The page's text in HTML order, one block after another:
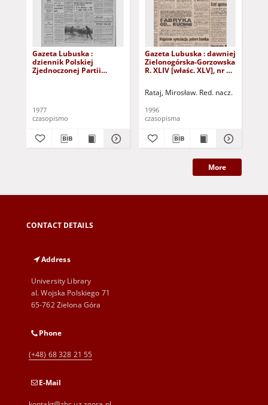
Gazeta Lubuska :
dziennik Polskiej
Zjednoczonej Partii
1977
czasopismo
Gazeta Lubuska : dawniej
Zielonogórska-Gorzowska
R. XLIV [właśc. XLV], nr 52
Rataj, Mirosław. Red. nacz.
1996
czasopisma
More
CONTACT DETAILS
Address
University Library
al. Wojska Polskiego 71
65-762 Zielona Góra
Phone
(+48) 68 328 21 55
E-Mail